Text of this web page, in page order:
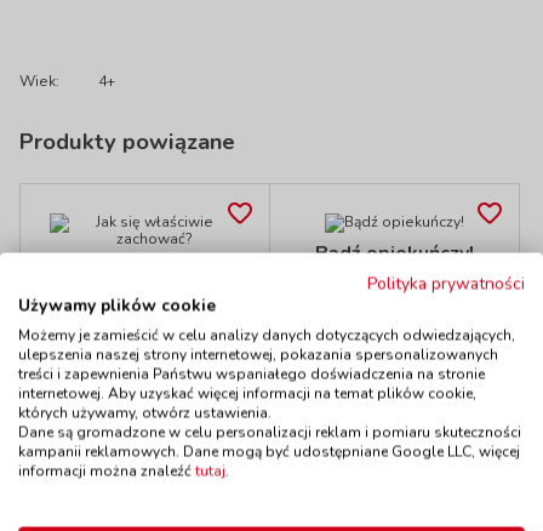
Wiek: 4+
Produkty powiązane
kod: SC12111
DostępnośćW magazynie
do 5 dni
135,00 zł z VAT
Do koszyka
Bądź opiekuńczy!
kod: SC12118
Dostępność do 20 dni
135,00 zł z VAT
Do koszyka
Polityka prywatności
Używamy plików cookie
Możemy je zamieścić w celu analizy danych dotyczących odwiedzających,
ulepszenia naszej strony internetowej, pokazania spersonalizowanych
treści i zapewnienia Państwu wspaniałego doświadczenia na stronie
internetowej. Aby uzyskać więcej informacji na temat plików cookie,
których używamy, otwórz ustawienia.
Dane są gromadzone w celu personalizacji reklam i pomiaru skuteczności
kampanii reklamowych. Dane mogą być udostępniane Google LLC, więcej
informacji można znaleźćtutaj.